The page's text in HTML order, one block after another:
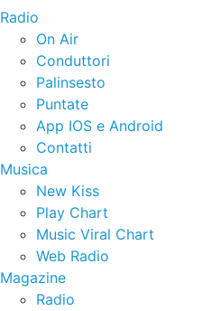
Radio
On Air
Conduttori
Palinsesto
Puntate
App IOS e Android
Contatti
Musica
New Kiss
Play Chart
Music Viral Chart
Web Radio
Magazine
Radio